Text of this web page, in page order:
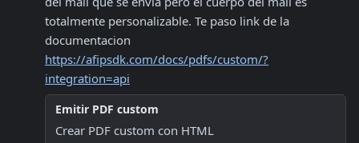
totalmente personalizable. Te paso link de la
https://afipsdk.com/docs/pdfs/custom/?
integration=api
Emitir PDF custom
Crear PDF custom con HTML